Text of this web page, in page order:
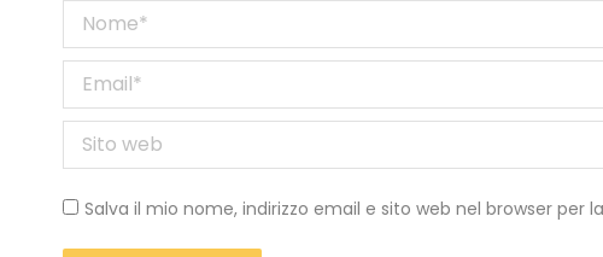
Nome *
Email *
Sito web
Salva il mio nome, indirizzo email e sito web nel browser